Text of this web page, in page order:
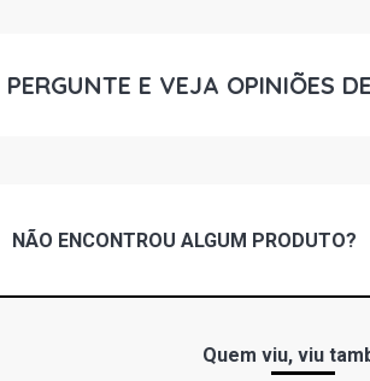
PERGUNTE E VEJA OPINIÕES
NÃO ENCONTROU ALGUM PRODUTO?
Quem viu, viu